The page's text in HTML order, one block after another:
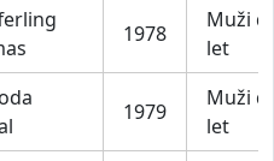
1978
Muži
let
1979
Muži
let